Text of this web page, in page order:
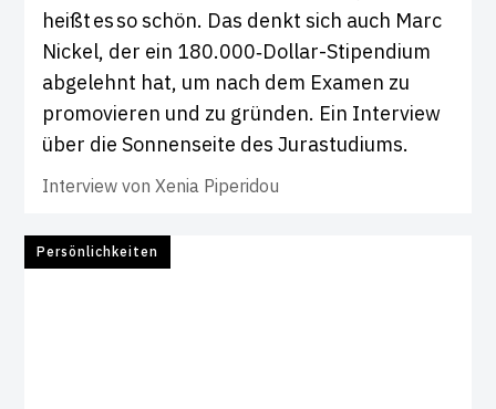
heißt es so schön. Das denkt sich auch Marc
Nickel, der ein 180.000‑Dollar-Stipendium
abgelehnt hat, um nach dem Examen zu
promovieren und zu gründen. Ein Interview
über die Sonnenseite des Jurastudiums.
Interview von Xenia Piperidou
Persönlichkeiten